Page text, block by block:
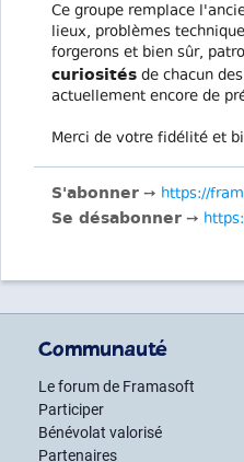
Ce groupe remplace
lieux, problèmes
forgerons et bien sûr,
curiosités de chacun
actuellement encore de
Merci de votre fidélité et
S'abonner ➙ https://
Se désabonner ➙
Communauté
Le forum de Framasoft
Participer
Bénévolat valorisé
Partenaires